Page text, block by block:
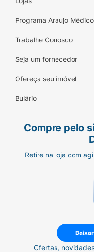
instruções do(a)
bula. Não exceda
mastigado. Não
Programa Araujo Médico
Trabalhe Conosco
Seja um fornecedor
Ofereça seu imóvel
Bulário
Compre pelo
Retire na loja com
Ofertas,